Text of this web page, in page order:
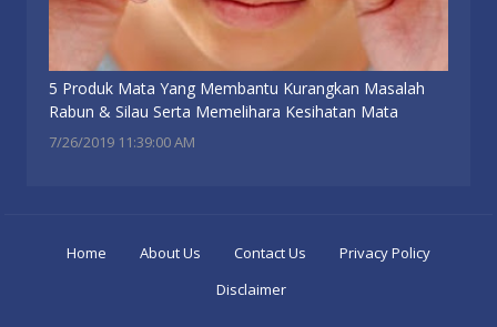
5 Produk Mata Yang Membantu Kurangkan Masalah
Rabun & Silau Serta Memelihara Kesihatan Mata
7/26/2019 11:39:00 AM
Home About Us Contact Us
Privacy Policy
Disclaimer